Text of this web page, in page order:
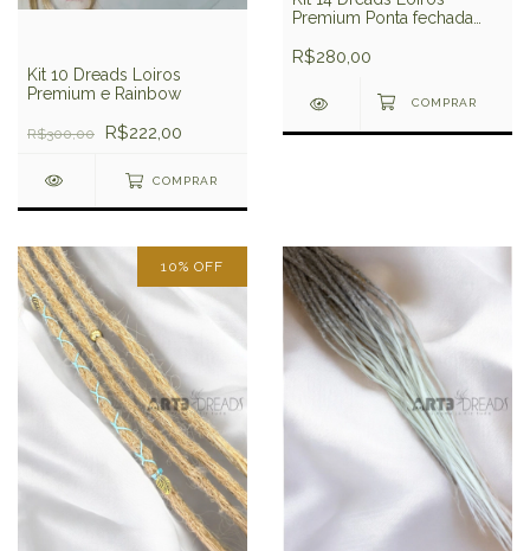
Kit 10 Dreads Loiros
Premium e Rainbow
R$300,00 R$222,00
COMPRAR
Premium Ponta fechada
R$280,00
10% OFF